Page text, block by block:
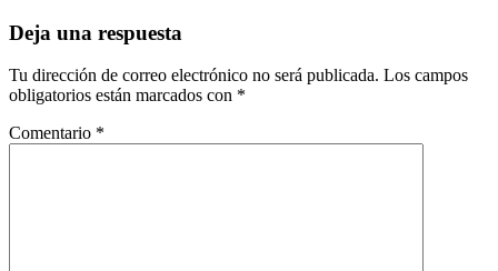
Deja una respuesta
Tu dirección de correo electrónico no será publicada. Los campos
obligatorios están marcados con *
Comentario *